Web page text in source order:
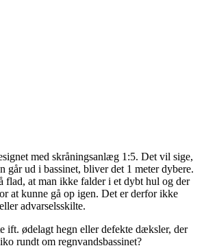
med skråningsanlæg 1:5. Det vil sige,
går ud i bassinet, bliver det 1 meter dybere.
flad, at man ikke falder i et dybt hul og der
at kunne gå op igen. Det er derfor ikke
advarselsskilte.
ift. ødelagt hegn eller defekte dæksler, der
rundt om regnvandsbassinet?